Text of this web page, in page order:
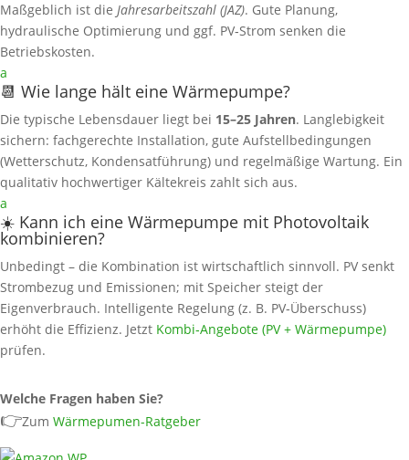
Maßgeblich ist die Jahresarbeitszahl (JAZ). Gute Planung,
hydraulische Optimierung und ggf. PV‑Strom senken die
Betriebskosten.
a
📆 Wie lange hält eine Wärmepumpe?
Die typische Lebensdauer liegt bei 15–25 Jahren. Langlebigkeit
sichern: fachgerechte Installation, gute Aufstellbedingungen
(Wetterschutz, Kondensatführung) und regelmäßige Wartung. Ein
qualitativ hochwertiger Kältekreis zahlt sich aus.
a
☀️ Kann ich eine Wärmepumpe mit Photovoltaik
kombinieren?
Unbedingt – die Kombination ist wirtschaftlich sinnvoll. PV senkt
Strombezug und Emissionen; mit Speicher steigt der
Eigenverbrauch. Intelligente Regelung (z. B. PV‑Überschuss)
erhöht die Effizienz. Jetzt Kombi‑Angebote (PV + Wärmepumpe)
prüfen.
Welche Fragen haben Sie?
👉Zum Wärmepumen-Ratgeber